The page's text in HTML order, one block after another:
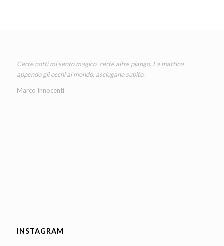
Certe notti mi sento magico, certe altre piango. La mattina
appendo gli occhi al mondo, asciugano subito.
Marco Innocenti
INSTAGRAM